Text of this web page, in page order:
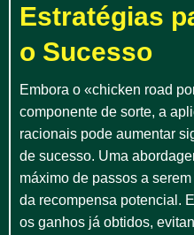
Estratégias
o Sucesso
Embora o «chicken road
componente de sorte, a
racionais pode aumentar
de sucesso. Uma
máximo de passos a
da recompensa potencial.
os ganhos já obtidos,